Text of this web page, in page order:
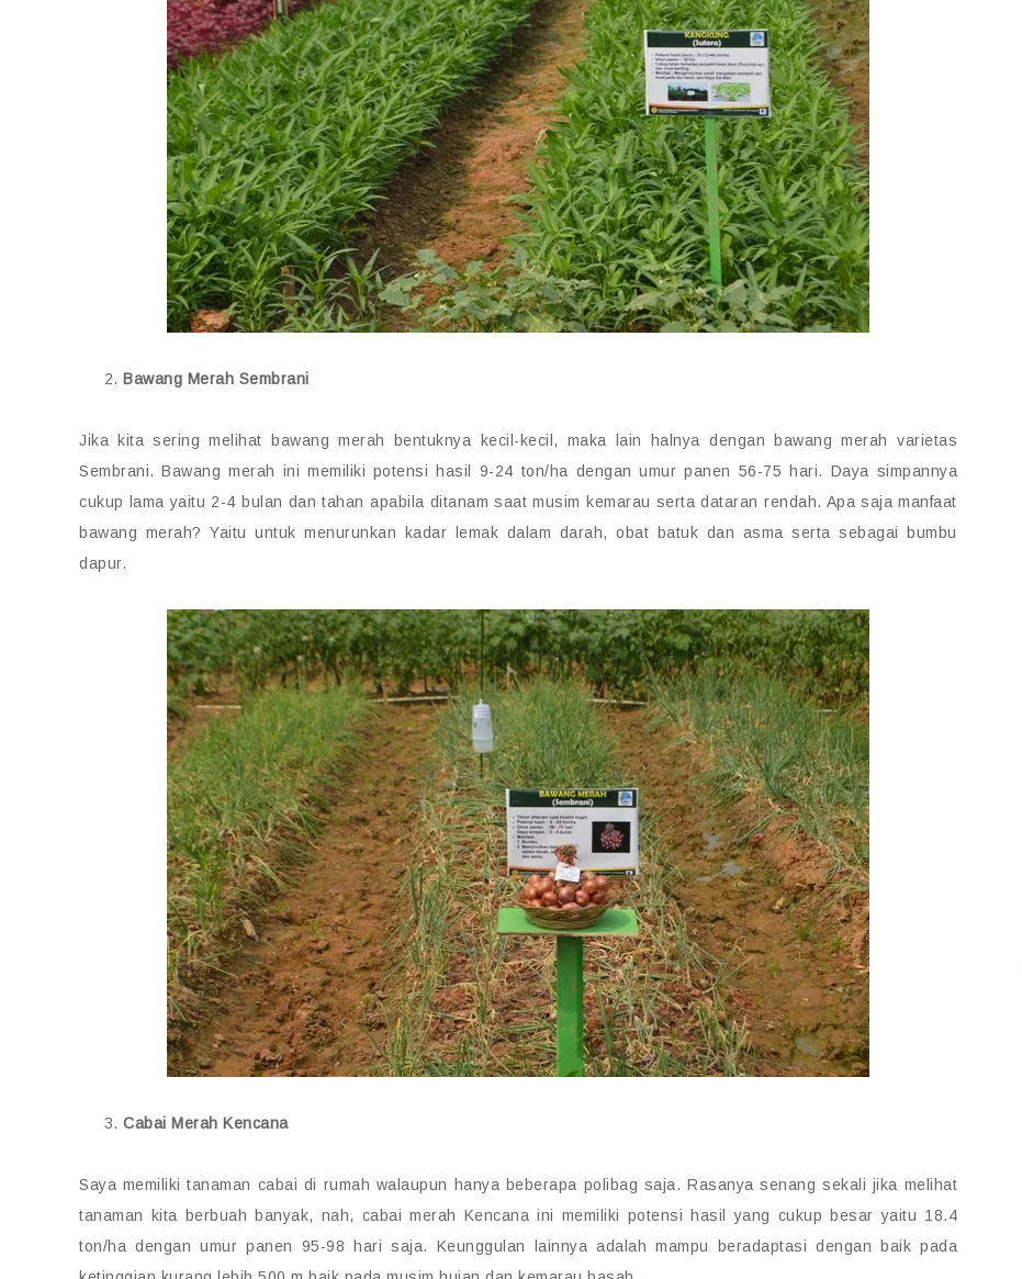
Bawang Merah Sembrani
Jika kita sering melihat bawang merah bentuknya kecil-kecil, maka lain halnya dengan bawang merah varietas
Sembrani. Bawang merah ini memiliki potensi hasil 9-24 ton/ha dengan umur panen 56-75 hari. Daya simpannya
cukup lama yaitu 2-4 bulan dan tahan apabila ditanam saat musim kemarau serta dataran rendah. Apa saja manfaat
bawang merah? Yaitu untuk menurunkan kadar lemak dalam darah, obat batuk dan asma serta sebagai bumbu
dapur.
Cabai Merah Kencana
Saya memiliki tanaman cabai di rumah walaupun hanya beberapa polibag saja. Rasanya senang sekali jika melihat
tanaman kita berbuah banyak, nah, cabai merah Kencana ini memiliki potensi hasil yang cukup besar yaitu 18.4
ton/ha dengan umur panen 95-98 hari saja. Keunggulan lainnya adalah mampu beradaptasi dengan baik pada